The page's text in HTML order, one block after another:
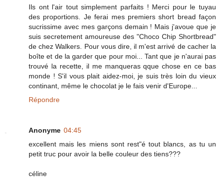
Ils ont l'air tout simplement parfaits ! Merci pour le tuyau
des proportions. Je ferai mes premiers short bread façon
sucrissime avec mes garçons demain ! Mais j'avoue que je
suis secretement amoureuse des "Choco Chip Shortbread"
de chez Walkers. Pour vous dire, il m'est arrivé de cacher la
boîte et de la garder que pour moi... Tant que je n'aurai pas
trouvé la recette, il me manqueras qque chose en ce bas
monde ! S'il vous plait aidez-moi, je suis très loin du vieux
continant, même le chocolat je le fais venir d'Europe...
Répondre
Anonyme 04:45
excellent mais les miens sont rest"é tout blancs, as tu un
petit truc pour avoir la belle couleur des tiens???
céline